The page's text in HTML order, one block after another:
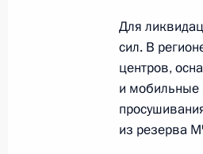
Совещание
11 апреля
Для
сил. В
центров,
и мобильные
из резерва